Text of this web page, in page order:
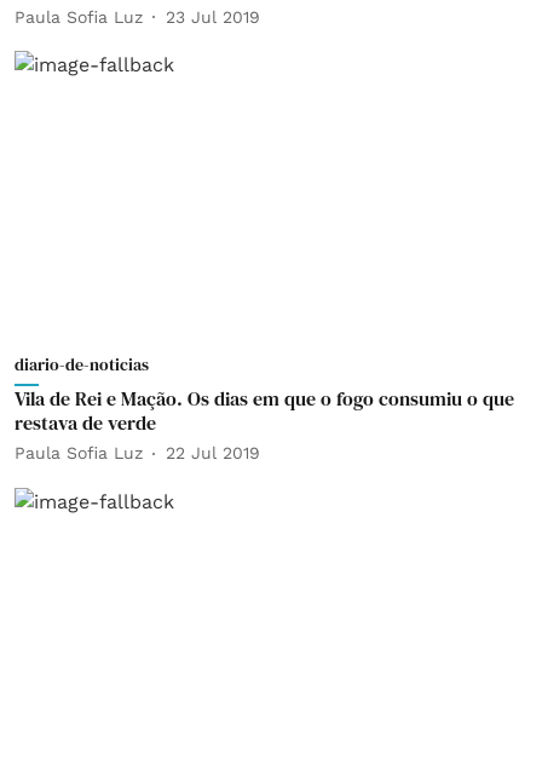
Paula Sofia Luz 23 Jul 2019
diario-de-noticias
Vila de Rei e Mação. Os dias em que o fogo consumiu o que
restava de verde
Paula Sofia Luz 22 Jul 2019